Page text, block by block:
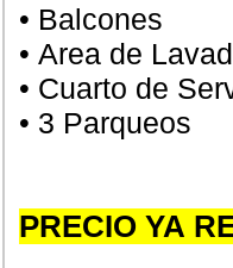
• Balcones
• Area de
• Cuarto de
• 3 Parqueos
PRECIO YA